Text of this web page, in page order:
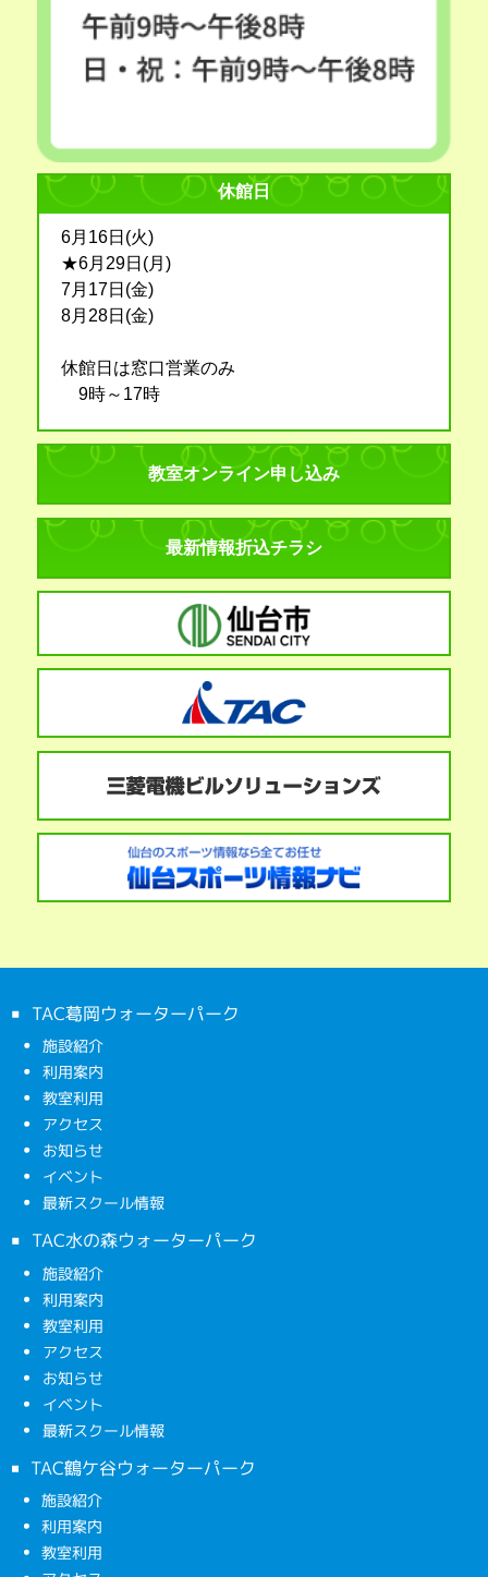
休館日
6月16日(火)
★6月29日(月)
7月17日(金)
8月28日(金)
休館日は窓口営業のみ
9時～17時
教室オンライン申し込み
最新情報折込チラシ
TAC葛岡ウォーターパーク
施設紹介
利用案内
教室利用
アクセス
お知らせ
イベント
最新スクール情報
TAC水の森ウォーターパーク
施設紹介
利用案内
教室利用
アクセス
お知らせ
イベント
最新スクール情報
TAC鶴ケ谷ウォーターパーク
施設紹介
利用案内
教室利用